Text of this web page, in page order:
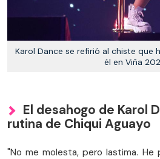
Karol Dance se refirió al chiste que
él en Viña
El desahogo de Karol
rutina de Chiqui Aguayo
"No me molesta, pero lastima.